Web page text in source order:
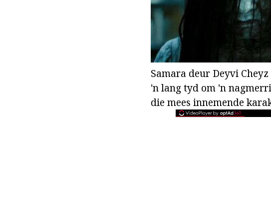
Samara deur Deyvi
'n lang tyd om 'n
die mees innemende